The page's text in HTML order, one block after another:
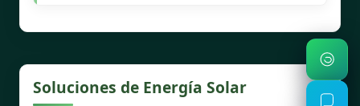
Soluciones de Energía Solar